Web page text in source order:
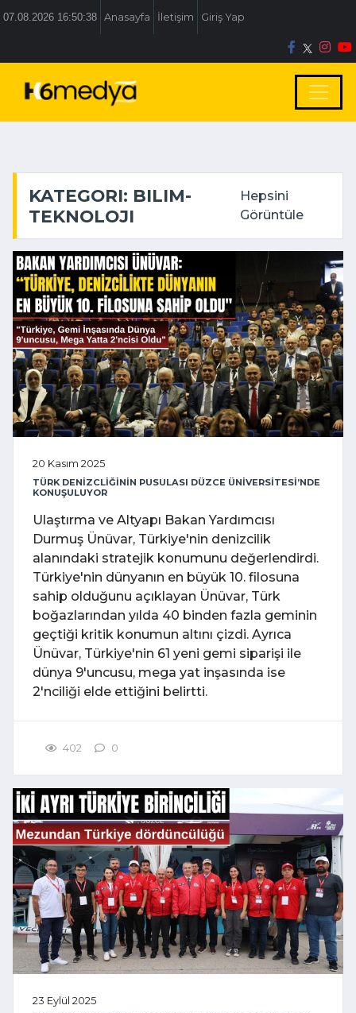
07.08.2026 16:50:39 Anasayfa İletişim Giriş Yap
KATEGORI: BILIM-
TEKNOLOJI
Hepsini
Görüntüle
20 Kasım 2025
TÜRK DENİZCLİĞİNİN PUSULASI DÜZCE ÜNİVERSİTESİ’NDE
KONUŞULUYOR
Ulaştırma ve Altyapı Bakan Yardımcısı
Durmuş Ünüvar, Türkiye'nin denizcilik
alanındaki stratejik konumunu değerlendirdi.
Türkiye'nin dünyanın en büyük 10. filosuna
sahip olduğunu açıklayan Ünüvar, Türk
boğazlarından yılda 40 binden fazla geminin
geçtiği kritik konumun altını çizdi. Ayrıca
Ünüvar, Türkiye'nin 61 yeni gemi siparişi ile
dünya 9'uncusu, mega yat inşasında ise
2'nciliği elde ettiğini belirtti.
402 0
23 Eylül 2025